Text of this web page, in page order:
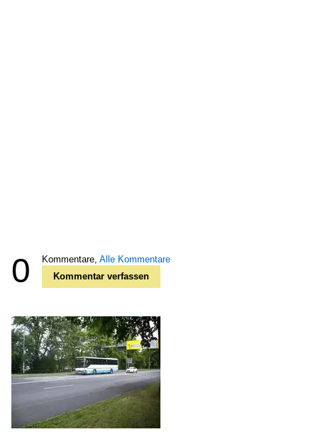
0 Kommentare, Alle Kommentare
Kommentar verfassen